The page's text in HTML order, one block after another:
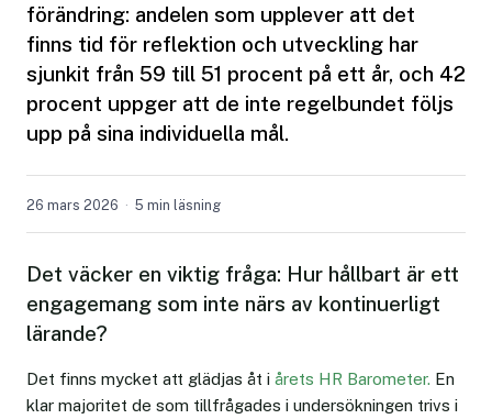
förändring: andelen som upplever att det
finns tid för reflektion och utveckling har
sjunkit från 59 till 51 procent på ett år, och 42
procent uppger att de inte regelbundet följs
upp på sina individuella mål.
26 mars 2026 5 min läsning
Det väcker en viktig fråga: Hur hållbart är ett
engagemang som inte närs av kontinuerligt
lärande?
Det finns mycket att glädjas åt i årets HR Barometer. En
klar majoritet de som tillfrågades i undersökningen trivs i